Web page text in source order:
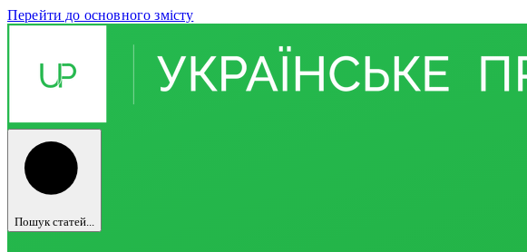
Перейти до основного змісту
Пошук статей...